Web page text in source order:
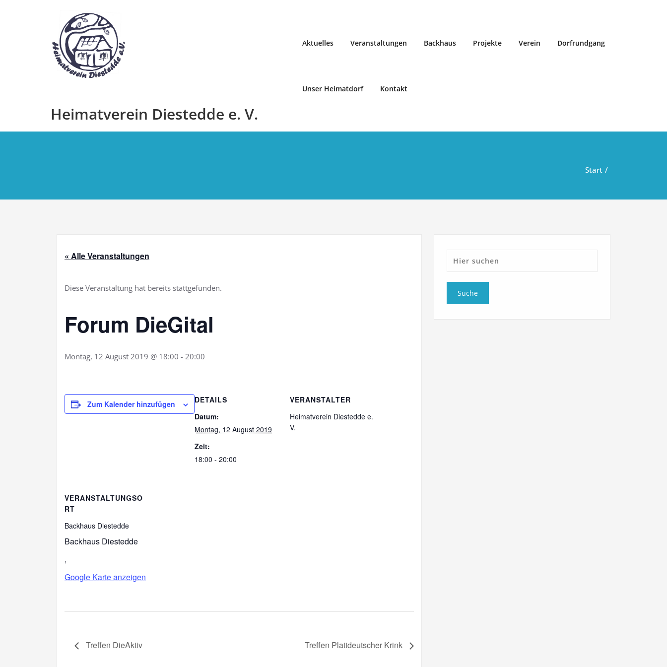
Heimatverein Diestedde e. V.
Aktuelles Veranstaltungen Backhaus Projekte Verein Dorfrundgang
Unser Heimatdorf Kontakt
Start
« Alle Veranstaltungen
Diese Veranstaltung hat bereits stattgefunden.
Forum DieGital
Montag, 12 August 2019 @ 18:00 - 20:00
Zum Kalender hinzufügen
DETAILS
Datum:
Montag, 12 August 2019
Zeit:
18:00 - 20:00
VERANSTALTER
Heimatverein Diestedde e.
V.
VERANSTALTUNGSO
RT
Backhaus Diestedde
Backhaus Diestedde
,
Google Karte anzeigen
Treffen DieAktiv Treffen Plattdeutscher Krink